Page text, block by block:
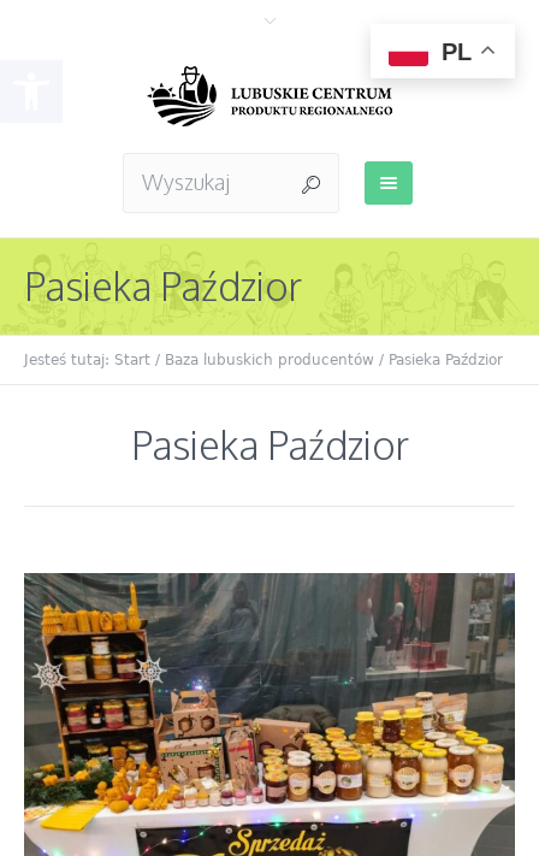
Pasieka Paździor
Jesteś tutaj: Start / Baza lubuskich producentów / Pasieka Paździor
Pasieka Paździor
PL